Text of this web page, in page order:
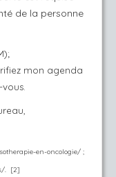
de la personne
mon agenda
en-oncologie/ ;
. [2]